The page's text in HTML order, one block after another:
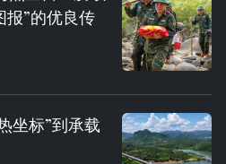
报”的优良传
坐标”到承载